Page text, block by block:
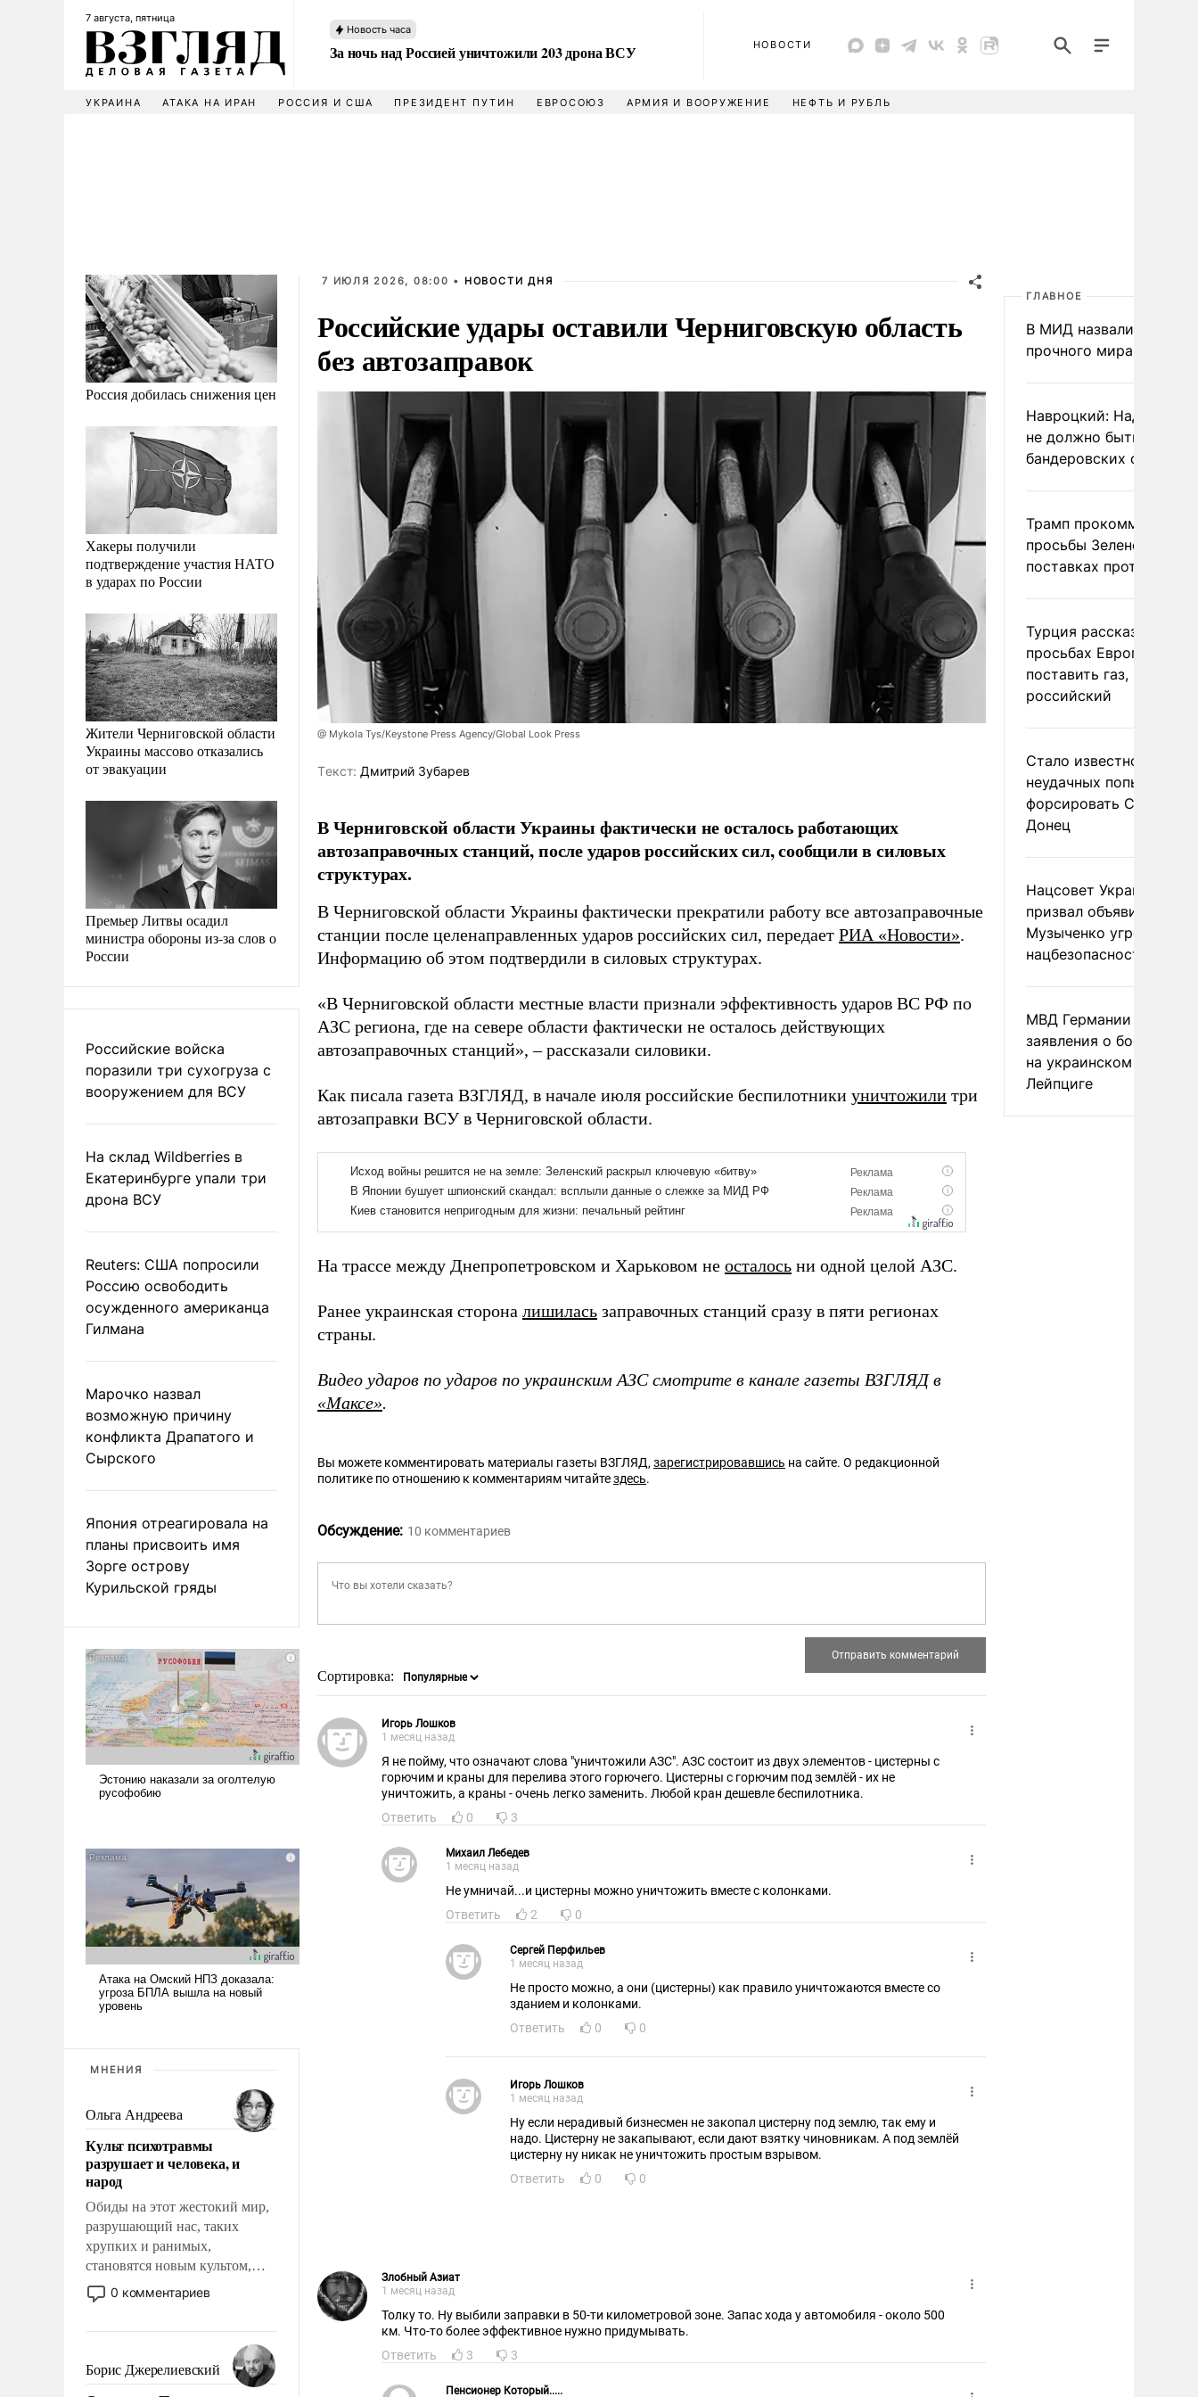
7 августа, пятница
Новость часа
За ночь над Россией уничтожили 203 дрона ВСУ НОВОСТИ
УКРАИНА АТАКА НА ИРАН РОССИЯ И США ПРЕЗИДЕНТ ПУТИН ЕВРОСОЮЗ АРМИЯ И ВООРУЖЕНИЕ НЕФТЬ И РУБЛЬ
Россия добилась снижения цен
Хакеры получили
подтверждение участия НАТО
в ударах по России
Жители Черниговской области
Украины массово отказались
от эвакуации
Премьер Литвы осадил
министра обороны из-за слов о
России
Российские войска
поразили три сухогруза с
вооружением для ВСУ
На склад Wildberries в
Екатеринбурге упали три
дрона ВСУ
Reuters: США попросили
Россию освободить
осужденного американца
Гилмана
Марочко назвал
возможную причину
конфликта Драпатого и
Сырского
Япония отреагировала на
планы присвоить имя
Зорге острову
Курильской гряды
МНЕНИЯ
Ольга Андреева
Культ психотравмы
разрушает и человека, и
народ
Обиды на этот жестокий мир,
разрушающий нас, таких
хрупких и ранимых,
становятся новым культом,
постепенно вытесняя и
отменяя традиционное
мужественным и твердым под
ударами судьбы, брать на себя
ответственность, помогать
0 комментариев
Борис Джерелиевский
7 ИЮЛЯ 2026, 08:00 • НОВОСТИ ДНЯ
Российские удары оставили Черниговскую область
без автозаправок
@ Mykola Tys/Keystone Press Agency/Global Look Press
Tекст: Дмитрий Зубарев
В Черниговской области Украины фактически не осталось работающих
автозаправочных станций, после ударов российских сил, сообщили в силовых
структурах.
В Черниговской области Украины фактически прекратили работу все автозаправочные
станции после целенаправленных ударов российских сил, передает РИА «Новости».
Информацию об этом подтвердили в силовых структурах.
«В Черниговской области местные власти признали эффективность ударов ВС РФ по
АЗС региона, где на севере области фактически не осталось действующих
автозаправочных станций», – рассказали силовики.
Как писала газета ВЗГЛЯД, в начале июля российские беспилотники уничтожили три
автозаправки ВСУ в Черниговской области.
На трассе между Днепропетровском и Харьковом не осталось ни одной целой АЗС.
Ранее украинская сторона лишилась заправочных станций сразу в пяти регионах
страны.
Видео ударов по ударов по украинским АЗС смотрите в канале газеты ВЗГЛЯД в
«Максе».
Вы можете комментировать материалы газеты ВЗГЛЯД,зарегистрировавшись на сайте. О редакционной
политике по отношению к комментариям читайтездесь.
Обсуждение: 10 комментариев
Сортировка:
Игорь Лошков
1 месяц назад
Я не пойму, что означают слова "уничтожили АЗС". АЗС состоит из двух элементов - цистерны с
горючим и краны для перелива этого горючего. Цистерны с горючим под землёй - их не
уничтожить, а краны - очень легко заменить. Любой кран дешевле беспилотника.
Ответить
0 3
Михаил Лебедев
1 месяц назад
Не умничай...и цистерны можно уничтожить вместе с колонками.
Ответить
2 0
Сергей Перфильев
1 месяц назад
Не просто можно, а они (цистерны) как правило уничтожаются вместе со
зданием и колонками.
Ответить
0 0
Игорь Лошков
1 месяц назад
Ну если нерадивый бизнесмен не закопал цистерну под землю, так ему и
надо. Цистерну не закапывают, если дают взятку чиновникам. А под землёй
цистерну ну никак не уничтожить простым взрывом.
Ответить
0 0
Злобный Азиат
1 месяц назад
Толку то. Ну выбили заправки в 50-ти километровой зоне. Запас хода у автомобиля - около 500
км. Что-то более эффективное нужно придумывать.
Ответить
3 3
Пенсионер Который.....
ГЛАВНОЕ
В МИД назвали условия
прочного мира на
Навроцкий: Над
не должно быть
бандеровских флагов
Трамп
просьбы Зеленского о
поставках
Турция рассказала о
просьбах Европы
поставить газ, но не
российский
Стало известно о
неудачных попытках
форсировать
Донец
Нацсовет Украины по
призвал объявить
Музыченко угрозой
нацбезопасности
МВД Германии отвергло
заявления о
на украинском
Лейпциге